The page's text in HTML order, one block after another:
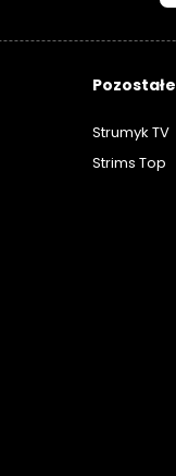
Pozostałe
Strumyk TV
Strims Top